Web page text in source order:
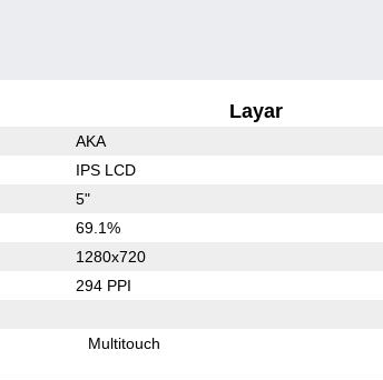
Layar
AKA
IPS LCD
5"
69.1%
1280x720
294 PPI
Multitouch